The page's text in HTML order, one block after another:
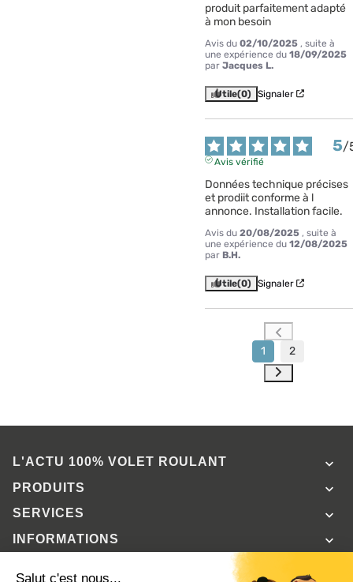
produit parfaitement adapté
à mon besoin
Avis du 02/10/2025 , suite à
une expérience du 18/09/2025
par Jacques L.
Utile(0) Signaler
5/
Avis vérifié
Données technique précises
et prodiit conforme à l
annonce. Installation facile.
Avis du 20/08/2025 , suite à
une expérience du 12/08/2025
par B.H.
Utile(0) Signaler
1 2
L'ACTU 100%VOLET ROULANT 
PRODUITS 
SERVICES 
INFORMATIONS 